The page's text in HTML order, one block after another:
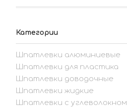
Категории
Шпатлевки алюминиевые
Шпатлевки для пластика
Шпатлевки доводочные
Шпатлевки жидкие
Шпатлевки с углеволокном